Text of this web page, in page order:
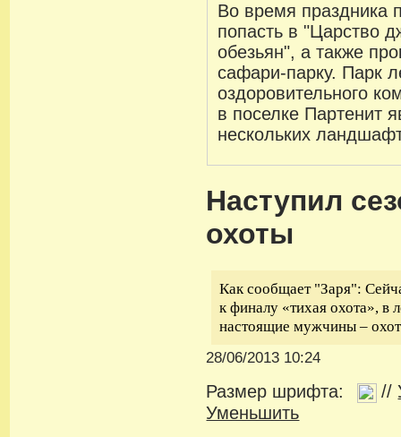
Во время праздника
попасть в "Царство
обезьян", а также
сафари-парку. Парк
оздоровительного
в поселке Партенит
нескольких
Наступил
охоты
Как сообщает "Заря":
к финалу «тихая охота», в
настоящие мужчины –
28/06/2013 10:24
Размер шрифта: //
Уменьшить